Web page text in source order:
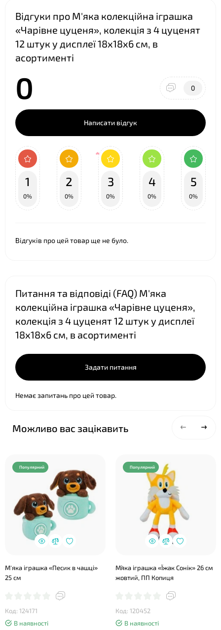
Відгуки про М'яка колекційна іграшка
«Чарівне цуценя», колекція з 4 цуценят
12 штук у дисплеї 18х18х6 см, в
асортименті
0 0
Написати відгук
1
0%
2
0%
3
0%
4
0%
5
0%
Відгуків про цей товар ще не було.
Питання та відповіді (FAQ) М'яка
колекційна іграшка «Чарівне цуценя»,
колекція з 4 цуценят 12 штук у дисплеї
18х18х6 см, в асортименті
Задати питання
Немає запитань про цей товар.
Можливо вас зацікавить
Популярний
М'яка іграшка «Песик в чашці»
25 см
Код: 124171
В наявності
Популярний
М`яка іграшка «Їжак Сонік» 26 см
жовтий, ПП Копиця
Код: 120452
В наявності
❤